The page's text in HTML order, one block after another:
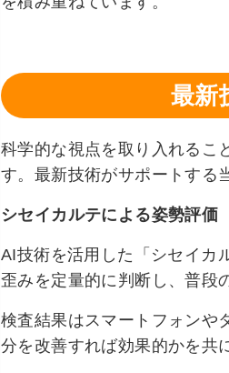
最新
科学的な視点を取り入れるこ
す。最新技術がサポートする
シセイカルテによる姿勢評価
AI技術を活用した「シセイカ
歪みを定量的に判断し、普段
検査結果はスマートフォンや
分を改善すれば効果的かを共